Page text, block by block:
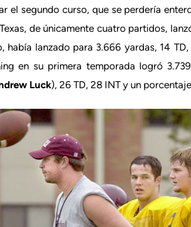
el segundo curso, que se perdería
de únicamente cuatro partidos,
había lanzado para 3.666 yardas, 14
en su primera temporada logró
Luck), 26 TD, 28 INT y un